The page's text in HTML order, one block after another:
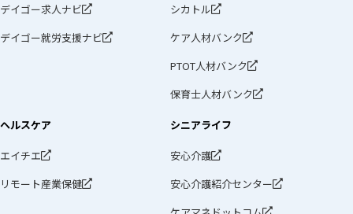
デイゴー求人ナビ
デイゴー就労支援ナビ
シカトル
ケア人材バンク
PTOT人材バンク
保育士人材バンク
ヘルスケア
エイチエ
リモート産業保健
シニアライフ
安心介護
安心介護紹介センター